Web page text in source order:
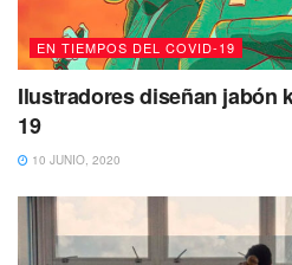
EN TIEMPOS DEL COVID-19
Ilustradores diseñan jabón
19
10 JUNIO, 2020